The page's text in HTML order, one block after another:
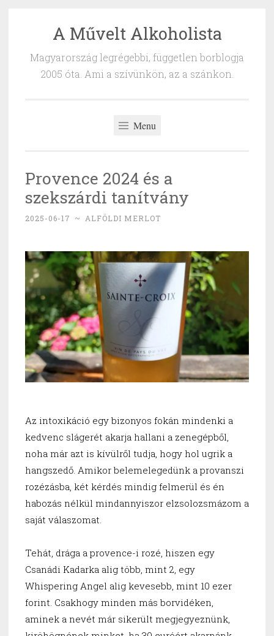
content
A Művelt Alkoholista
Magyarország legrégebbi, független borblogja
2005 óta. Ami a szívünkön, az a szánkon.
Menu
Provence 2024 és a
szekszárdi tanítvány
2025-06-17 ~ ALFÖLDI MERLOT
Az intoxikáció egy bizonyos fokán mindenki a
kedvenc slágerét akarja hallani a zenegépből,
noha már azt is kívülről tudja, hogy hol ugrik a
hangszedő. Amikor belemelegedünk a provanszi
rozézásba, két kérdés mindig felmerül és én
habozás nélkül mindannyiszor elzsolozsmázom a
saját válaszomat.
Tehát, drága a provence-i rozé, hiszen egy
Csanádi Kadarka alig több, mint 2, egy
Whispering Angel alig kevesebb, mint 10 ezer
forint. Csakhogy minden más borvidéken,
aminek a nevét már sikerült megjegyeznünk,